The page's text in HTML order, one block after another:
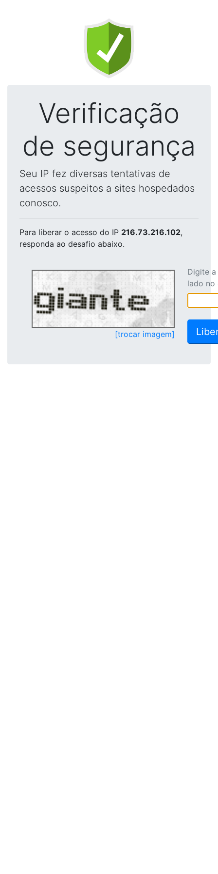
Verificação
de segurança
Seu IP fez diversas tentativas de
acessos suspeitos a sites hospedados
conosco.
Para liberar o acesso do IP 216.73.216.102,
responda ao desafio abaixo.
[trocar imagem]
Digite
lado no